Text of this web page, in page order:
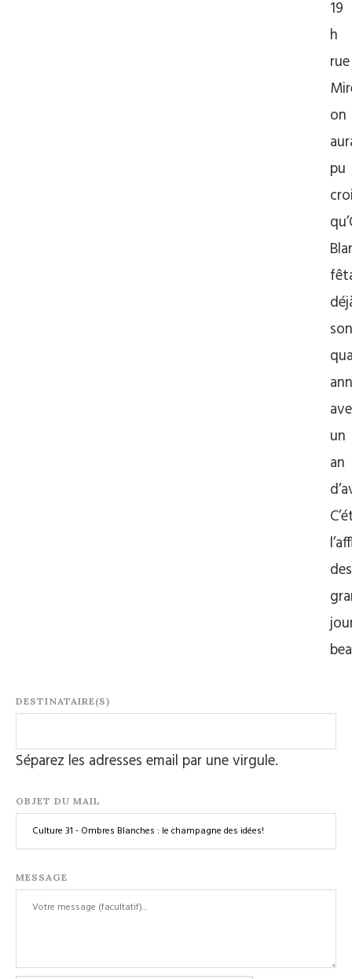
19
h
rue
on
pu
son
un
an
des
DESTINATAIRE(S)
Séparez les adresses email par une virgule.
OBJET DU MAIL
MESSAGE